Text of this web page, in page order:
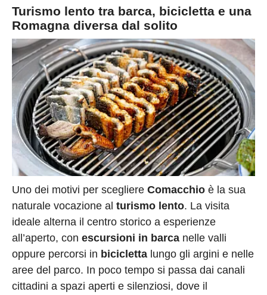
Turismo lento tra barca, bicicletta e una
Romagna diversa dal solito
Uno dei motivi per scegliere Comacchio è la sua
naturale vocazione al turismo lento. La visita
ideale alterna il centro storico a esperienze
all’aperto, con escursioni in barca nelle valli
oppure percorsi in bicicletta lungo gli argini e nelle
aree del parco. In poco tempo si passa dai canali
cittadini a spazi aperti e silenziosi, dove il